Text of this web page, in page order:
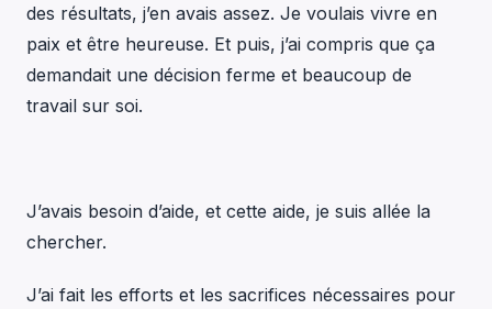
des résultats, j’en avais assez. Je voulais vivre en
paix et être heureuse. Et puis, j’ai compris que ça
demandait une décision ferme et beaucoup de
travail sur soi.
J’avais besoin d’aide, et cette aide, je suis allée la
chercher.
J’ai fait les efforts et les sacrifices nécessaires pour